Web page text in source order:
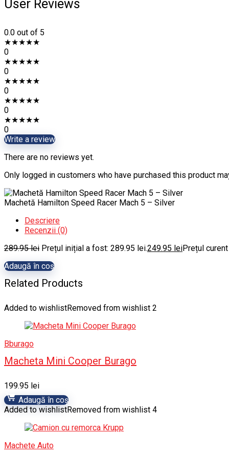
User Reviews
0.0 out of 5
★★★★★
0
★★★★★
0
★★★★★
0
★★★★★
0
★★★★★
0
Write a review
There are no reviews yet.
Only logged in customers who have purchased this product
Machetă Hamilton Speed Racer Mach 5 – Silver
Descriere
Recenzii (0)
289.95lei Prețul inițial a fost: 289.95 lei.249.95 leiPrețul
Adaugă în coș
Related Products
Added to wishlistRemoved from wishlist 2
Bburago
Macheta Mini Cooper Burago
199.95 lei
Adaugă în coș
Added to wishlistRemoved from wishlist 4
Machete Auto